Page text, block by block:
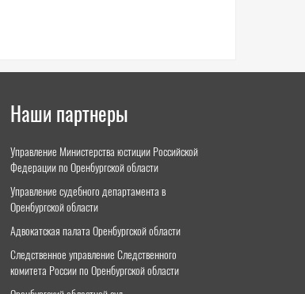
Наши партнеры
Управление Министерства юстиции Российской
Федерации по Оренбургской области
Управление судебного департамента в
Оренбургской области
Адвокатская палата Оренбургской области
Следственное управление Следственного
комитета России по Оренбургской области